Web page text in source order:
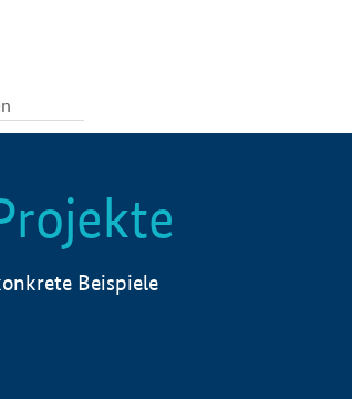
Beispiele